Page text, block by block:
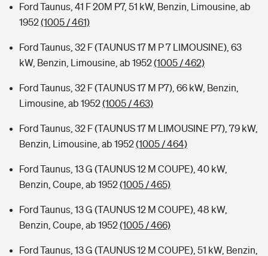
Ford Taunus, 41 F 20M P7, 51 kW, Benzin, Limousine, ab
1952(1005 / 461)
Ford Taunus, 32 F (TAUNUS 17 M P 7 LIMOUSINE), 63
kW, Benzin, Limousine, ab 1952(1005 / 462)
Ford Taunus, 32 F (TAUNUS 17 M P7), 66 kW, Benzin,
Limousine, ab 1952(1005 / 463)
Ford Taunus, 32 F (TAUNUS 17 M LIMOUSINE P7), 79 kW,
Benzin, Limousine, ab 1952(1005 / 464)
Ford Taunus, 13 G (TAUNUS 12 M COUPE), 40 kW,
Benzin, Coupe, ab 1952(1005 / 465)
Ford Taunus, 13 G (TAUNUS 12 M COUPE), 48 kW,
Benzin, Coupe, ab 1952(1005 / 466)
Ford Taunus, 13 G (TAUNUS 12 M COUPE), 51 kW, Benzin,